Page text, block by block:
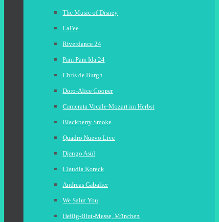
The Music of Disney
LaFee
Riverdance 24
Pam Pam Ida 24
Chris de Burgh
Doro-Alice Cooper
Camerata Vocale-Mozart im Herbst
Blackberry Smoke
Quadro Nuevo Live
Django Asül
Claudia Koreck
Andreas Gabalier
We Salut You
Heilig-Blut-Messe, München